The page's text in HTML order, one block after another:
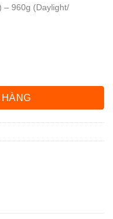
– 960g (Daylight/
con chó, màu hồng ) số